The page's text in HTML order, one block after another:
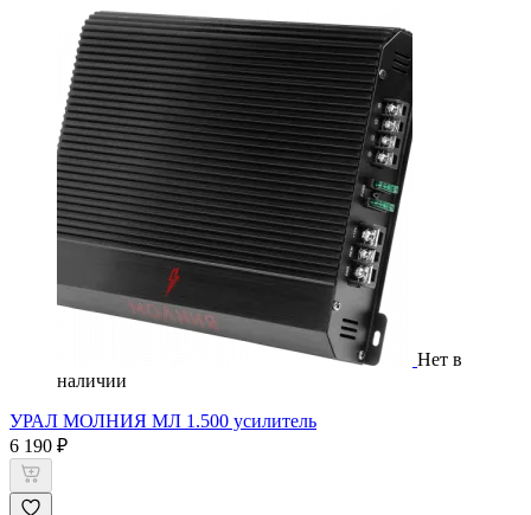
Нет в
наличии
УРАЛ МОЛНИЯ МЛ 1.500 усилитель
6 190 ₽